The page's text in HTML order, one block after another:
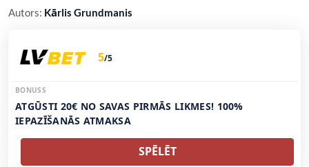
Autors: Kārlis Grundmanis
5/5
BONUSS
ATGŪSTI 20€ NO SAVAS PIRMĀS LIKMES! 100%
IEPAZĪŠANĀS ATMAKSA
SPĒLĒT